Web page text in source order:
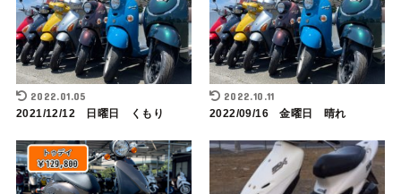
2022.01.05
2021/12/12 日曜日 くもり
2022.10.11
2022/09/16 金曜日 晴れ